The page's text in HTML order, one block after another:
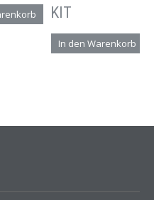
KIT
In den Warenkorb